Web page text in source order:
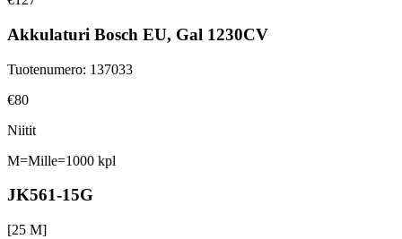
Akkulaturi Bosch EU, Gal 1230CV
Tuotenumero: 137033
€80
Niitit
M=Mille=1000 kpl
JK561-15G
[25 M]